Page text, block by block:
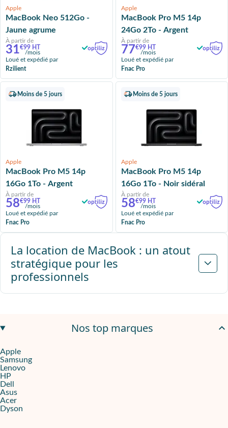
Apple
MacBook Neo 512Go -
Jaune agrume
À partir de
31€99 HT
/mois
Loué et expédié par
Rzilient
Apple
MacBook Pro M5 14p
24Go 2To - Argent
À partir de
77€99 HT
/mois
Loué et expédié par
Fnac Pro
Moins de 5 jours
Apple
MacBook Pro M5 14p
16Go 1To - Argent
À partir de
58€99 HT
/mois
Loué et expédié par
Fnac Pro
Moins de 5 jours
Apple
MacBook Pro M5 14p
16Go 1To - Noir sidéral
À partir de
58€99 HT
/mois
Loué et expédié par
Fnac Pro
La location de MacBook : un atout
stratégique pour les
professionnels
Nos top marques
Apple
Samsung
Lenovo
HP
Dell
Asus
Acer
Dyson